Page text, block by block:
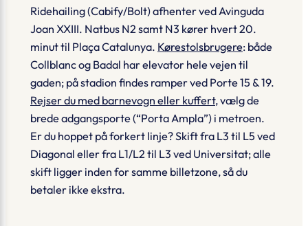
Ridehailing (Cabify/Bolt) afhenter vedAvinguda
Joan XXIII. Natbus N2 samt N3 kører hvert 20.
minut til Plaça Catalunya. Kørestolsbrugere: både
Collblanc og Badal har elevator hele vejen til
gaden; på stadion findes ramper ved Porte 15 & 19.
Rejser du med barnevogn eller kuffert, vælg de
brede adgangsporte (“Porta Ampla”) i metroen.
Er du hoppet på forkert linje? Skift fra L3 til L5 ved
Diagonal eller fra L1/L2 til L3 ved Universitat; alle
skift ligger inden for samme billetzone, så du
betaler ikke ekstra.